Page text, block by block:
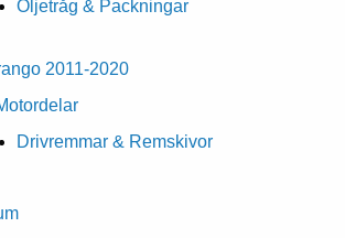
Oljetråg & Packningar
2011-2020
Drivremmar & Remskivor